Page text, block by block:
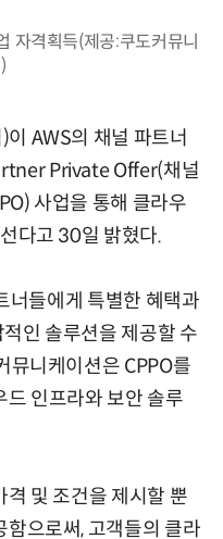
자격획득(제공:쿠도커뮤니
AWS의 채널 파트너
Private Offer(채널
사업을 통해 클라우
다고 30일 밝혔다.
너들에게 특별한 혜택과
인 솔루션을 제공할 수
뮤니케이션은 CPPO를
드 인프라와 보안 솔루
격 및 조건을 제시할 뿐
으로써, 고객들의 클라